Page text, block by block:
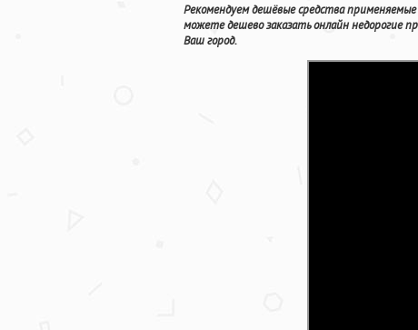
Рекомендуем дешёвые средства
можете дешево заказать онлайн недорогие
Ваш город.